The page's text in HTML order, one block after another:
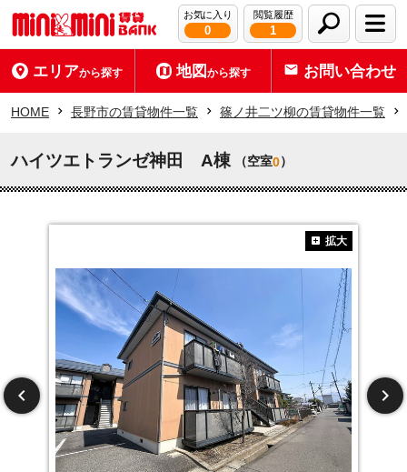
お気に入り
0
閲覧履歴
1
エリアから探す 地図から探す お問い合わせ
HOME 長野市の賃貸物件一覧 篠ノ井二ツ柳の賃貸物件一覧
ハイツエトランゼ神田 A棟 （空室0）
拡大